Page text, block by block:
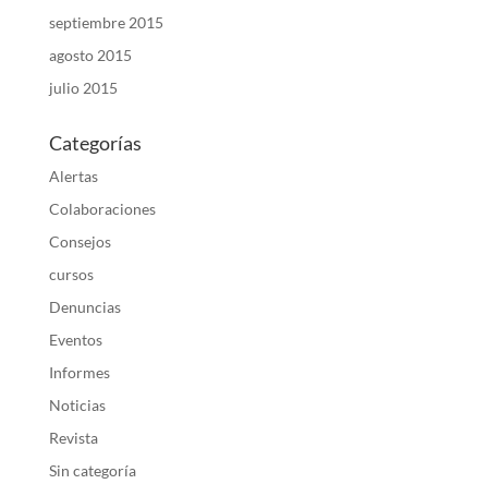
septiembre 2015
agosto 2015
julio 2015
Categorías
Alertas
Colaboraciones
Consejos
cursos
Denuncias
Eventos
Informes
Noticias
Revista
Sin categoría